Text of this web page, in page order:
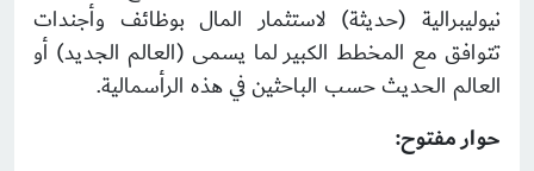
نيوليبرالية (حديثة) لاستثمار المال بوظائف وأجندات
تتوافق مع المخطط الكبير لما يسمى (العالم الجديد) أو
العالم الحديث حسب الباحثين في هذه الرأسمالية.
حوار مفتوح: